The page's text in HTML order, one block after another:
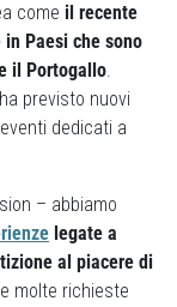
come il recente
Paesi che sono
il Portogallo.
previsto nuovi
dedicati a
– abbiamo
legate a
al piacere di
molte richieste